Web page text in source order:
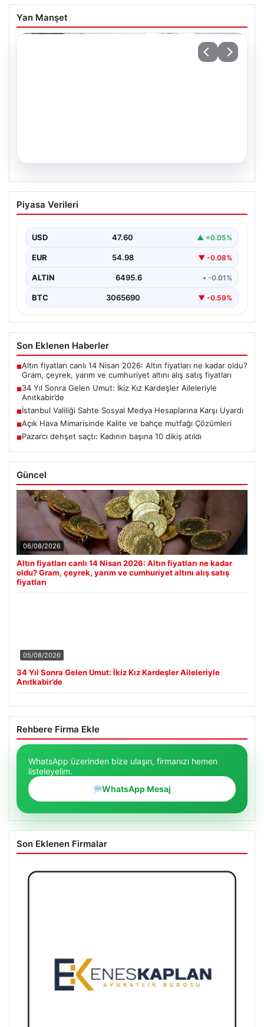
Yan Manşet
05.08.2026
34 Yıl Sonra Gelen Umut: İkiz Kız
Kardeşler Aileleriyle Anıtkabir’de
(59) çifti, tam 34 yıllık bir bekleyişin…
Piyasa Verileri
USD 47.60 ▲ +0.05%
EUR 54.98 ▼ -0.08%
ALTIN 6495.6 • -0.01%
BTC 3065690 ▼ -0.59%
Son Eklenen Haberler
■Altın fiyatları canlı 14 Nisan 2026: Altın fiyatları ne kadar oldu?
Gram, çeyrek, yarım ve cumhuriyet altını alış satış fiyatları
■34 Yıl Sonra Gelen Umut: İkiz Kız Kardeşler Aileleriyle
Anıtkabir’de
■İstanbul Valiliği Sahte Sosyal Medya Hesaplarına Karşı Uyardı
■Açık Hava Mimarisinde Kalite ve bahçe mutfağı Çözümleri
■Pazarcı dehşet saçtı: Kadının başına 10 dikiş atıldı
Güncel
06/08/2026
Altın fiyatları canlı 14 Nisan 2026: Altın fiyatları ne kadar
oldu? Gram, çeyrek, yarım ve cumhuriyet altını alış satış
fiyatları
05/08/2026
34 Yıl Sonra Gelen Umut: İkiz Kız Kardeşler Aileleriyle
Anıtkabir’de
Rehbere Firma Ekle
WhatsApp üzerinden bize ulaşın, firmanızı hemen
listeleyelim.
WhatsApp Mesaj
Son Eklenen Firmalar